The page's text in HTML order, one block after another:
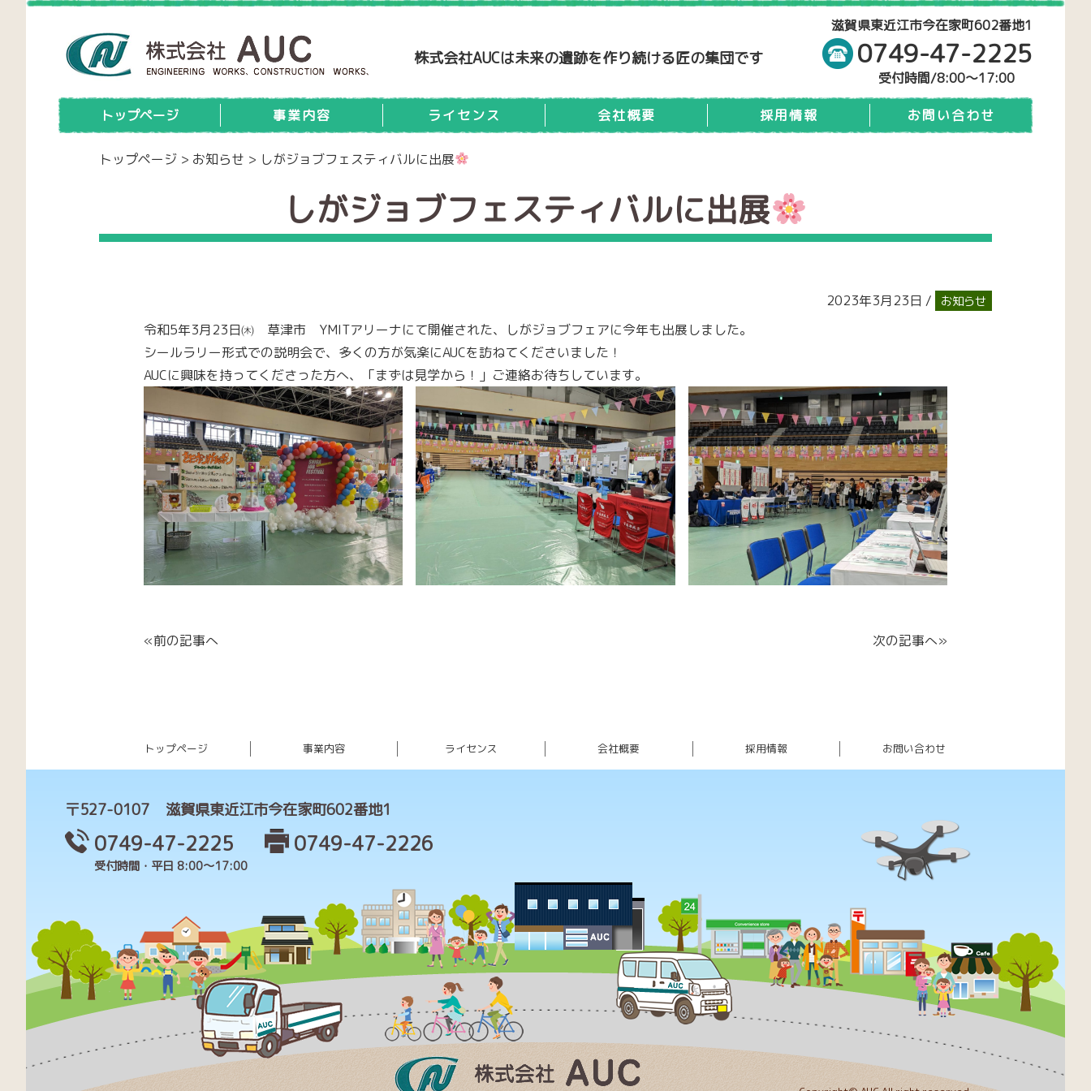
株式会社AUCは未来の遺跡を作り続ける匠の集団です
滋賀県東近江市今在家町602番地1
0749-47-2225
受付時間/8:00～17:00
トップページ 事業内容 ライセンス 会社概要 採用情報 お問い合わせ
トップページ > お知らせ > しがジョブフェスティバルに出展
しがジョブフェスティバルに出展
2023年3月23日 / お知らせ
令和5年3月23日㈭ 草津市 YMITアリーナにて開催された、しがジョブフェアに今年も出展しました。
シールラリー形式での説明会で、多くの方が気楽にAUCを訪ねてくださいました！
AUCに興味を持ってくださった方へ、「まずは見学から！」ご連絡お待ちしています。
«前の記事へ 次の記事へ»
トップページ 事業内容 ライセンス 会社概要 採用情報 お問い合わせ
〒527-0107 滋賀県東近江市今在家町602番地1
0749-47-2225
受付時間・平日 8:00～17:00
0749-47-2226